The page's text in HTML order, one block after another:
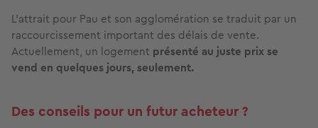
L’attrait pour Pau et son agglomération se traduit par un
raccourcissement important des délais de vente.
Actuellement, un logement présenté au juste prix se
vend en quelques jours, seulement.
Des conseils pour un futur acheteur ?